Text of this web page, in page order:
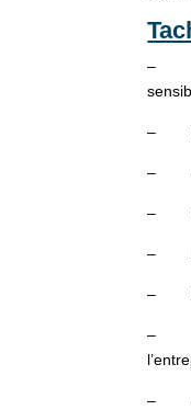
–
–
–
–
–
–
–
–